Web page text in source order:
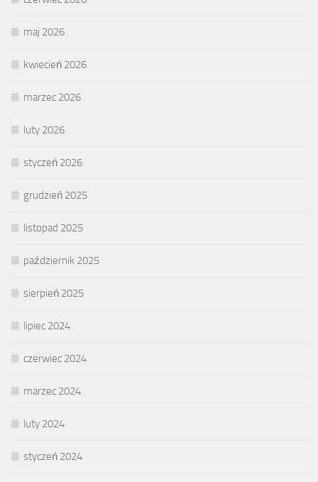
maj 2026
kwiecień 2026
marzec 2026
luty 2026
styczeń 2026
grudzień 2025
listopad 2025
październik 2025
sierpień 2025
lipiec 2024
czerwiec 2024
marzec 2024
luty 2024
styczeń 2024